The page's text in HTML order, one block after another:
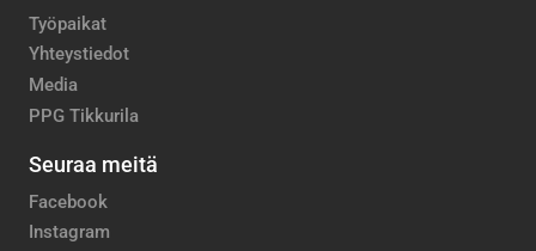
Työpaikat
Yhteystiedot
Media
PPG Tikkurila
Seuraa meitä
Facebook
Instagram